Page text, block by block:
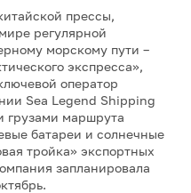
прессы,
регулярной
морскому пути –
экспресса»,
оператор
Sea Legend Shipping
грузами маршрута
батареи и солнечные
тройка» экспортных
запланировала